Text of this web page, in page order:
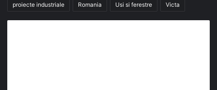
proiecte industriale Romania Usi si ferestre Victa